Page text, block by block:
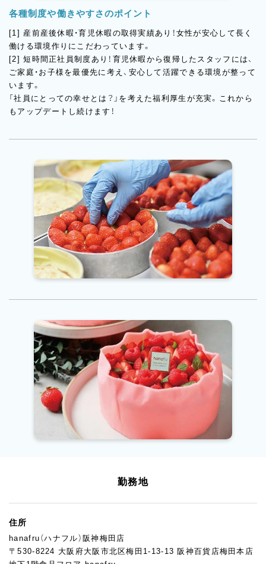
各種制度や働きやすさのポイント
[1] 産前産後休暇・育児休暇の取得実績あり！女性が安心して長く
働ける環境作りにこだわっています。
[2] 短時間正社員制度あり！育児休暇から復帰したスタッフには、
ご家庭・お子様を最優先に考え、安心して活躍できる環境が整って
います。
「社員にとっての幸せとは？」を考えた福利厚生が充実。これから
もアップデートし続けます！
勤務地
住所
hanafru（ハナフル）阪神梅田店
〒530-8224 大阪府大阪市北区梅田1-13-13 阪神百貨店梅田本店